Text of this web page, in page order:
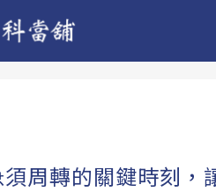
周轉的關鍵時刻，